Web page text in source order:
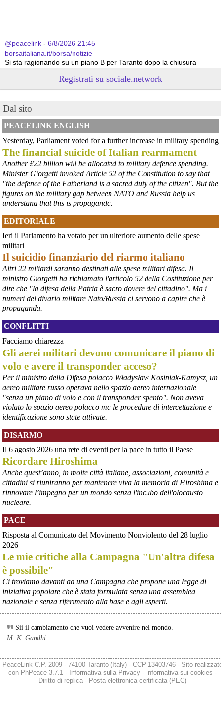
@peacelink - 6/8/2026 21:45
borsaitaliana.it/borsa/notizie
Si sta ragionando su un piano B per Taranto dopo la chiusura
cronachetarantine.it/index.php
il Governo ha manifestato l’intenzione di predisporre un
provvedimento straordinario per attenuare le conseguenze
economiche e sociali della prevista fermata dell’area a caldo e ha
chiesto alle rappresentanze del territorio di formulare proposte
concrete per definirne i contenuti. Casartigiani valuta positivamente
questa disponibilità.
#ILVA Taranto
@peacelink - 6/8/2026 21:36
giornalerossoblu.it/ex-ilva-sc
Nel tavolo convocato al Ministero delle Imprese e del Made in Italy,
provvedimento straordinario per attenuare le conseguenze
economiche e sociali dello stop dell’area a caldo, invitando le
rappresentanze del territorio a presentare proposte operative.
#ILVA #Taranto
@peacelink - 6/8/2026 21:35
Ultimi cento milioni di euro per l’ex Ilva, poi non saranno più
possibili nuovi aiuti di Stato. Lo ha confermato il ministro Adolfo
Urso durante l’incontro al Mimit con le imprese dell’indotto: la
tranche conclusiva del prestito autorizzato dall’Unione europea
dovrà essere erogata entro il 9 agosto e restituita dal futuro
acquirente.
Fonte: Studio100
#ILVA
@peacelink - 6/8/2026 21:08
Il governatore di Puglia Decaro esce dal vertice al Mimit più
preoccupato di come era entrato, lamentando l’assenza di certezze
sulla procedura di gara e ribadendo la necessità di un ruolo diretto
dello Stato.
Anche il sindaco di Taranto, Bitetti, chiede un piano industriale
chiaro, garanzie sulla salute e strumenti di tutela per i lavoratori
dell’area a freddo. La Provincia parla di un tavolo “senza decisioni”.
#ILVA
@peacelink - 6/8/2026 21:08
cronachetarantine.it/index.php
Il ministro ha ribadito che il Governo applicherà la sentenza, ma
agirà per evitare quella che i sindacati definiscono una “bomba
Registrati su sociale.network
Dal sito
PEACELINK ENGLISH
Yesterday, Parliament voted for a further increase in military spending
The financial suicide of Italian rearmament
Another £22 billion will be allocated to military defence spending.
Minister Giorgetti invoked Article 52 of the Constitution to say that
"the defence of the Fatherland is a sacred duty of the citizen". But the
figures on the military gap between NATO and Russia help us
understand that this is propaganda.
EDITORIALE
Ieri il Parlamento ha votato per un ulteriore aumento delle spese
militari
Il suicidio finanziario del riarmo italiano
Altri 22 miliardi saranno destinati alle spese militari difesa. Il
ministro Giorgetti ha richiamato l'articolo 52 della Costituzione per
dire che "la difesa della Patria è sacro dovere del cittadino". Ma i
numeri del divario militare Nato/Russia ci servono a capire che è
propaganda.
CONFLITTI
Facciamo chiarezza
Gli aerei militari devono comunicare il piano di
volo e avere il transponder acceso?
Per il ministro della Difesa polacco Władysław Kosiniak-Kamysz, un
aereo militare russo operava nello spazio aereo internazionale
"senza un piano di volo e con il transponder spento". Non aveva
violato lo spazio aereo polacco ma le procedure di intercettazione e
identificazione sono state attivate.
DISARMO
Il 6 agosto 2026 una rete di eventi per la pace in tutto il Paese
Ricordare Hiroshima
Anche quest’anno, in molte città italiane, associazioni, comunità e
cittadini si riuniranno per mantenere viva la memoria di Hiroshima e
rinnovare l’impegno per un mondo senza l'incubo dell'olocausto
nucleare.
PACE
Risposta al Comunicato del Movimento Nonviolento del 28 luglio
2026
Le mie critiche alla Campagna "Un'altra difesa
è possibile"
Ci troviamo davanti ad una Campagna che propone una legge di
iniziativa popolare che è stata formulata senza una assemblea
nazionale e senza riferimento alla base e agli esperti.
Sii il cambiamento che vuoi vedere avvenire nel mondo.
M. K. Gandhi
PeaceLink C.P. 2009 - 74100 Taranto (Italy) - CCP 13403746 - Sito
con PhPeace 3.7.1 - Informativa sulla Privacy- Informativa sui cookies -
Diritto di replica- Posta elettronica certificata (PEC)